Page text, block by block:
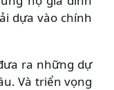
dựa vào chính
ra những dự
Và triển vọng